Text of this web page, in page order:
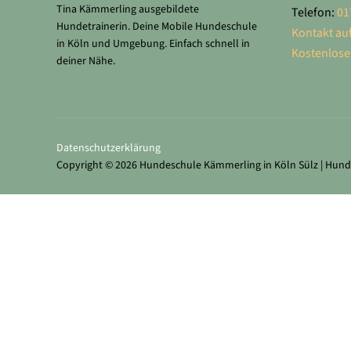
Tina Kämmerling ausgebildete
Hundetrainerin. Deine Mobile Hundeschule
in Köln und Umgebung. Einfach schnell in
deiner Nähe.
Telefon:
Kontakt
Datenschutz­erklärung
Copyright © 2026 Hundeschule Kämmerling in Köln Sülz |